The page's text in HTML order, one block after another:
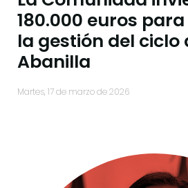
180.000 euros
la gestión del ciclo
Abanilla
martes, 17 de marzo de 2026